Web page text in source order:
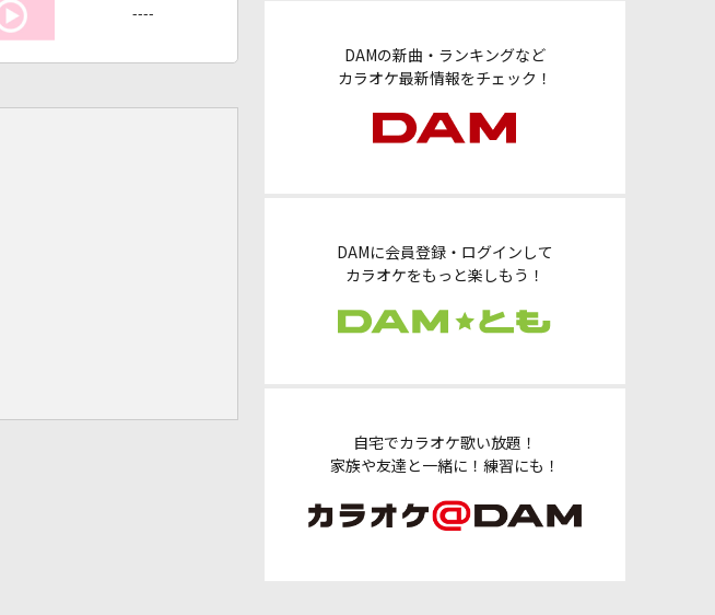
DAMの新曲・ランキングなど
カラオケ最新情報をチェック！
DAMに会員登録・ログインして
カラオケをもっと楽しもう！
自宅でカラオケ歌い放題！
家族や友達と一緒に！練習にも！
----